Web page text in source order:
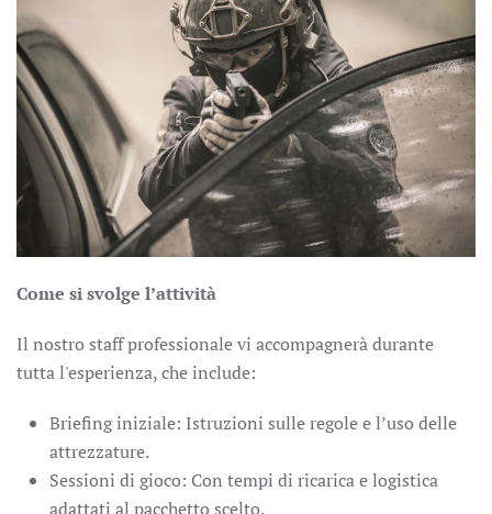
Come si svolge l’attività
Il nostro staff professionale vi accompagnerà durante
tutta l'esperienza, che include:
Briefing iniziale: Istruzioni sulle regole e l’uso delle
attrezzature.
Sessioni di gioco: Con tempi di ricarica e logistica
adattati al pacchetto scelto.